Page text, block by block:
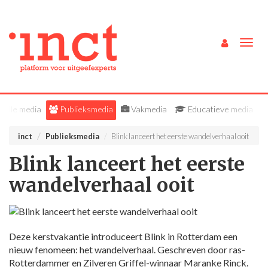
Alle media Publieksmedia Vakmedia Educatieve media
inct Publieksmedia Blink lanceert het eerste wandelverhaal ooit
Blink lanceert het eerste
wandelverhaal ooit
Deze kerstvakantie introduceert Blink in Rotterdam een
nieuw fenomeen: het wandelverhaal. Geschreven door ras-
Rotterdammer en Zilveren Griffel-winnaar Maranke Rinck.